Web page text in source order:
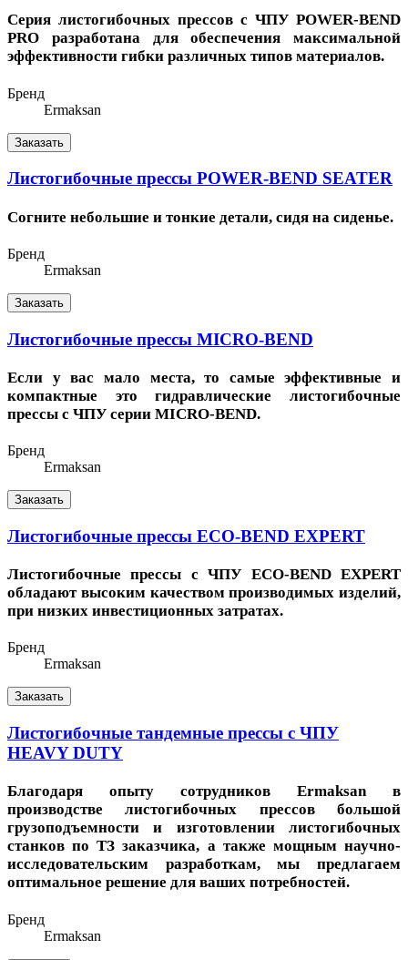
Серия листогибочных прессов с ЧПУ POWER-BEND
PRO разработана для обеспечения максимальной
эффективности гибки различных типов материалов.
Бренд
Ermaksan
Заказать
Листогибочные прессы POWER-BEND SEATER
Согните небольшие и тонкие детали, сидя на сиденье.
Бренд
Ermaksan
Заказать
Листогибочные прессы MICRO-BEND
Если у вас мало места, то самые эффективные и
компактные это гидравлические листогибочные
прессы с ЧПУ серии MICRO-BEND.
Бренд
Ermaksan
Заказать
Листогибочные прессы ECO-BEND EXPERT
Листогибочные прессы с ЧПУ ECO-BEND EXPERT
обладают высоким качеством производимых изделий,
при низких инвестиционных затратах.
Бренд
Ermaksan
Заказать
Листогибочные тандемные прессы с ЧПУ
HEAVY DUTY
Благодаря опыту сотрудников Ermaksan в
производстве листогибочных прессов большой
грузоподъемности и изготовлении листогибочных
станков по ТЗ заказчика, а также мощным научно-
исследовательским разработкам, мы предлагаем
оптимальное решение для ваших потребностей.
Бренд
Ermaksan